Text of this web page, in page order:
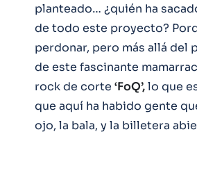
planteado… ¿quién ha
de todo este proyecto?
perdonar, pero más allá del
de este fascinante
rock de corte ‘FoQ’,lo que
que aquí ha habido gente
ojo, la bala, y la billetera